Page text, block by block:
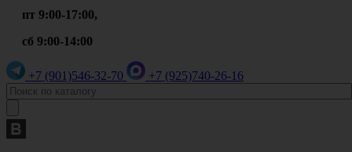
пт 9:00-17:00,
сб 9:00-14:00
+7 (901)546-32-70 +7 (925)740-26-16